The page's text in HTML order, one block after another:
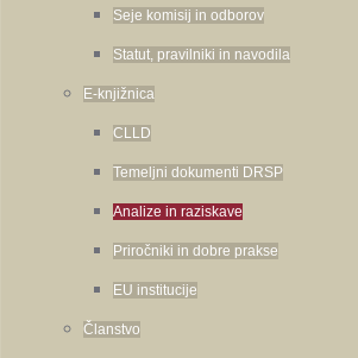
Seje komisij in odborov
Statut, pravilniki in navodila
E-knjižnica
CLLD
Temeljni dokumenti DRSP
Analize in raziskave
Priročniki in dobre prakse
EU institucije
Članstvo